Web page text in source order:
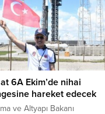
Derneği ile bir araya
Ziyarette, engelli bireylerin
olduklarını gösteren
verildi. Kızılay
dernek üyeleriyle sohbet
onların ihtiyaç ve
dinledi. Ayrıca sosyal
projelerinde ortak
6A Ekim’de nihai
hareket edecek
ve Altyapı Bakanı